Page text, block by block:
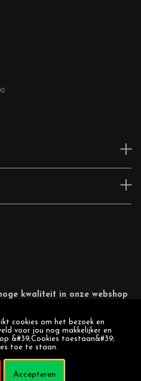
kwaliteit in onze webshop
cookies om het bezoek en
voor jou nog makkelijker en
&#39;Cookies toestaan&#39;
toe te staan.
Accepteren